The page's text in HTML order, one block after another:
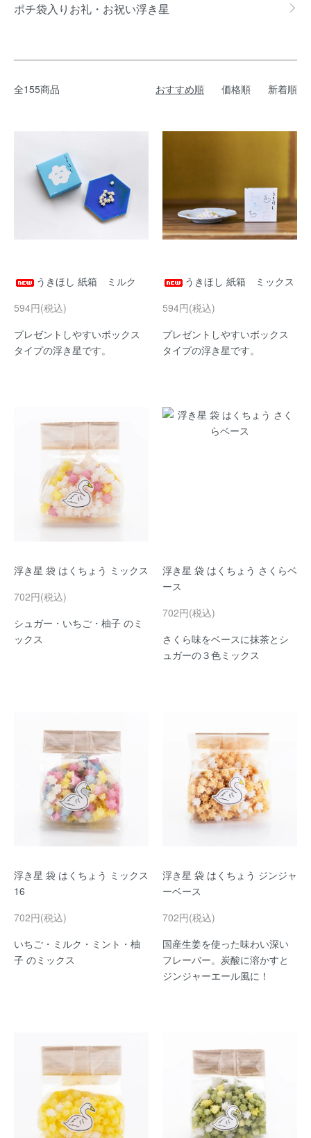
ポチ袋入りお礼・お祝い浮き星
全155商品 おすすめ順 価格順 新着順
うきほし 紙箱 ミルク
594円(税込)
プレゼントしやすいボックス
タイプの浮き星です。
うきほし 紙箱 ミックス
594円(税込)
プレゼントしやすいボックス
タイプの浮き星です。
浮き星 袋 はくちょう ミックス
702円(税込)
シュガー・いちご・柚子 のミ
ックス
浮き星 袋 はくちょう さくらベ
ース
702円(税込)
さくら味をベースに抹茶とシ
ュガーの３色ミックス
浮き星 袋 はくちょう ミックス
16
702円(税込)
いちご・ミルク・ミント・柚
子 のミックス
浮き星 袋 はくちょう ジンジャ
ーベース
702円(税込)
国産生姜を使った味わい深い
フレーバー。炭酸に溶かすと
ジンジャーエール風に！